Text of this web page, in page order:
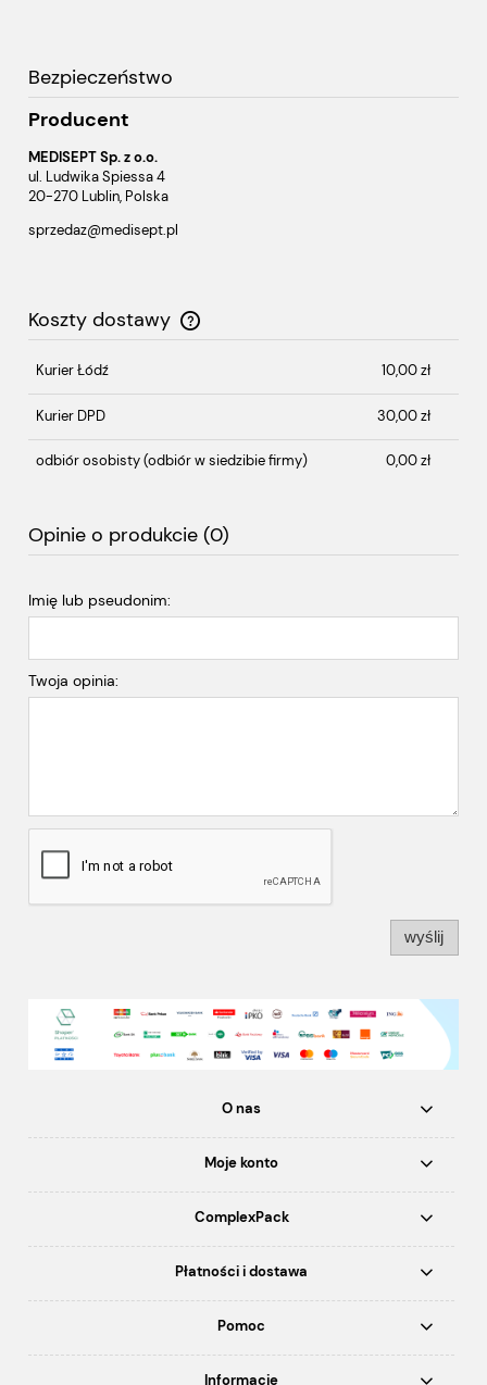
Bezpieczeństwo
Producent
MEDISEPT Sp. z o.o.
ul. Ludwika Spiessa 4
20-270 Lublin, Polska
sprzedaz@medisept.pl
Koszty dostawy
Cena nie zawiera ewentualnych kosztów płatności
Kurier Łódź 10,00 zł
Kurier DPD 30,00 zł
odbiór osobisty(odbiór w siedzibie firmy) 0,00 zł
Opinie o produkcie (0)
Imię lub pseudonim:
Twoja opinia:
wyślij
O nas
Moje konto
ComplexPack
Płatności i dostawa
Pomoc
Informacje